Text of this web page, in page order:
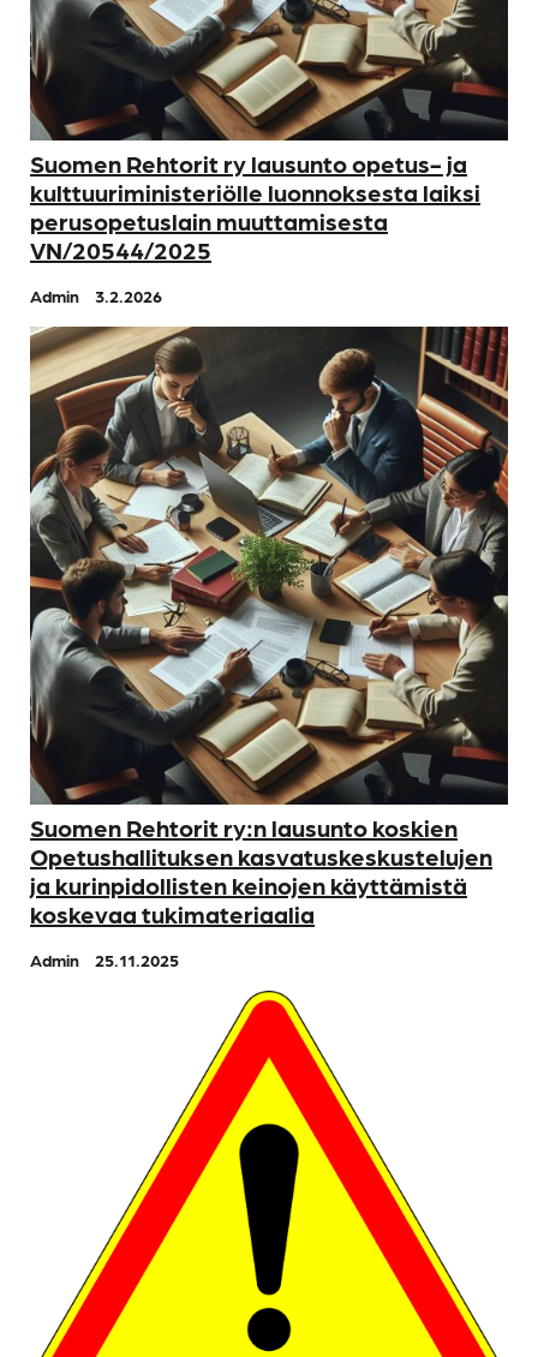
Suomen Rehtorit ry lausunto opetus- ja
kulttuuriministeriölle luonnoksesta laiksi
perusopetuslain muuttamisesta
VN/20544/2025
Admin 3.2.2026
Suomen Rehtorit ry:n lausunto koskien
Opetushallituksen kasvatuskeskustelujen
ja kurinpidollisten keinojen käyttämistä
koskevaa tukimateriaalia
Admin 25.11.2025